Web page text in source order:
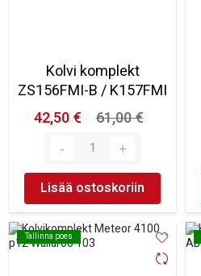
Kolvi komplekt
ZS156FMI-B / K157FMI
42,50 €
61,00 €
Lisää ostoskoriin
Tallinna poes
Tallinna poes